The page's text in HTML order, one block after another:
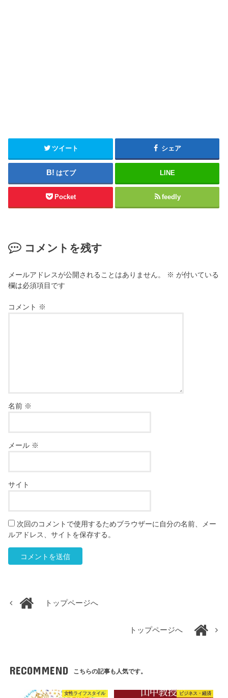
ツイート シェア
はてブ LINE
Pocket feedly
コメントを残す
メールアドレスが公開されることはありません。 ※ が付いている
欄は必須項目です
コメント ※
名前 ※
メール ※
サイト
次回のコメントで使用するためブラウザーに自分の名前、メー
ルアドレス、サイトを保存する。
トップページへ
トップページへ
RECOMMEND こちらの記事も人気です。
女性ライフスタイル ビジネス・経済